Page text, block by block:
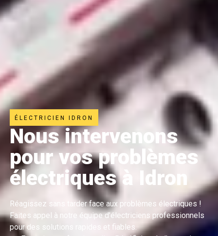
ÉLECTRICIEN IDRON
Nous intervenons
pour vos problèmes
électriques à Idron
Réagissez sans tarder face aux problèmes électriques !
Faites appel à notre équipe d’électriciens professionnels
pour des solutions rapides et fiables.